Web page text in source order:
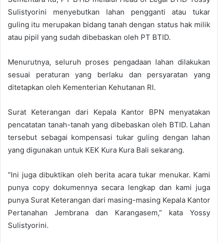
Sulistyorini menyebutkan lahan pengganti atau tukar
guling itu merupakan bidang tanah dengan status hak milik
atau pipil yang sudah dibebaskan oleh PT BTID.
Menurutnya, seluruh proses pengadaan lahan dilakukan
sesuai peraturan yang berlaku dan persyaratan yang
ditetapkan oleh Kementerian Kehutanan RI.
Surat Keterangan dari Kepala Kantor BPN menyatakan
pencatatan tanah-tanah yang dibebaskan oleh BTID. Lahan
tersebut sebagai kompensasi tukar guling dengan lahan
yang digunakan untuk KEK Kura Kura Bali sekarang.
“Ini juga dibuktikan oleh berita acara tukar menukar. Kami
punya copy dokumennya secara lengkap dan kami juga
punya Surat Keterangan dari masing-masing Kepala Kantor
Pertanahan Jembrana dan Karangasem,” kata Yossy
Sulistyorini.